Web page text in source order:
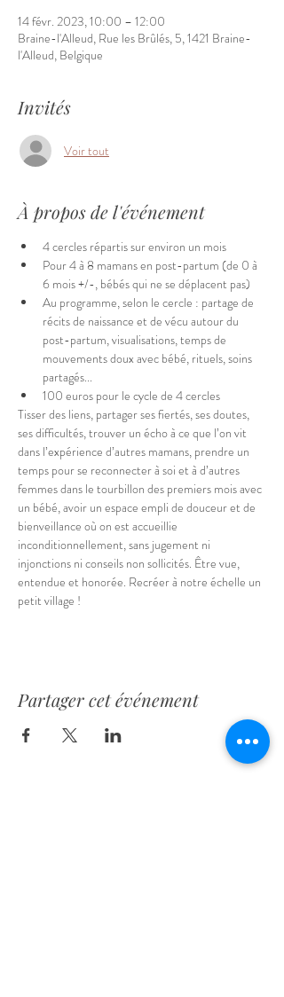
14 févr. 2023, 10:00 – 12:00
Braine-l'Alleud, Rue les Brûlés, 5, 1421 Braine-
l'Alleud, Belgique
Invités
Voir tout
À propos de l'événement
4 cercles répartis sur environ un mois
Pour 4 à 8 mamans en post-partum (de 0 à
6 mois +/-, bébés qui ne se déplacent pas)
Au programme, selon le cercle : partage de
récits de naissance et de vécu autour du
post-partum, visualisations, temps de
mouvements doux avec bébé, rituels, soins
partagés...
100 euros pour le cycle de 4 cercles
Tisser des liens, partager ses fiertés, ses doutes,
ses difficultés, trouver un écho à ce que l’on vit
dans l’expérience d’autres mamans, prendre un
temps pour se reconnecter à soi et à d’autres
femmes dans le tourbillon des premiers mois avec
un bébé, avoir un espace empli de douceur et de
bienveillance où on est accueillie
inconditionnellement, sans jugement ni
injonctions ni conseils non sollicités. Être vue,
entendue et honorée. Recréer à notre échelle un
petit village !
Partager cet événement